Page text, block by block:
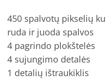
450 spalvotų pikselių
ruda ir juoda spalvos
4 pagrindo plokštelės
4 sujungimo detalės
1 detalių ištraukiklis